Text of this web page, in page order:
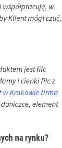
w
Klient mógł czuć,
jest filc
i cienki filc z
w Krakowie firma
element
na rynku?